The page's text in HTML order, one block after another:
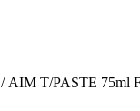
/ AIM T/PASTE 75ml